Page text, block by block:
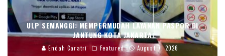
ULP SEMANGGI: MEMPERMUDAH LAYANAN PASPOR DI
JANTUNG KOTA JAKARTA
Endah Caratri Featured August 7, 2026